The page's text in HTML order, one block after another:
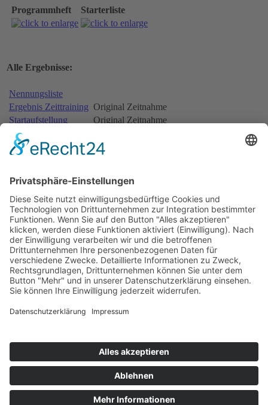
Programmheft Starterliste
Alle Ergebnisse:
Nennungsliste
Ergebnis Zeittraining Original Zeitnahme
Startaufstellung
Original Zeitnahme
Ergebnis Rennen
Weitere Beiträge …
18.09.1960 - Dresden-Hellerau
10.07.1960 - Bautzen
15.05.1960 - Bernau
1
2
3
4
Impressum
Jahrbuch
Cookie-Einstellungen